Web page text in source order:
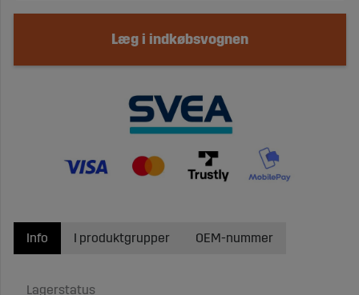
Læg i indkøbsvognen
Info
Lagerstatus
I produktgrupper OEM-nummer